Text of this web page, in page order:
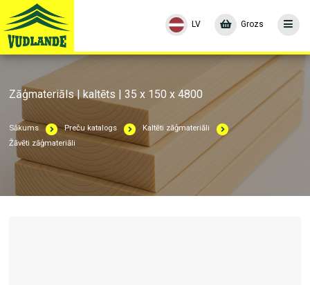
Grozs
LV
Zāģmateriāls | kaltēts | 35 x 150 x 4800
Sākums Preču katalogs
Kaltēti zāģmateriāli
Žāvēti zāģmateriāli